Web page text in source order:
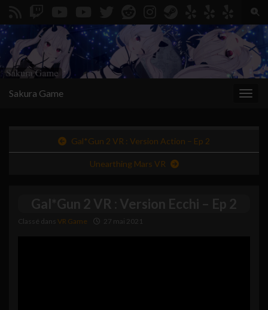
Search for:
Sakura Game
Gal*Gun 2 VR : Version Action – Ep 2
Unearthing Mars VR
Gal*Gun 2 VR : Version Ecchi – Ep 2
Classé dans VR Game 27 mai 2021